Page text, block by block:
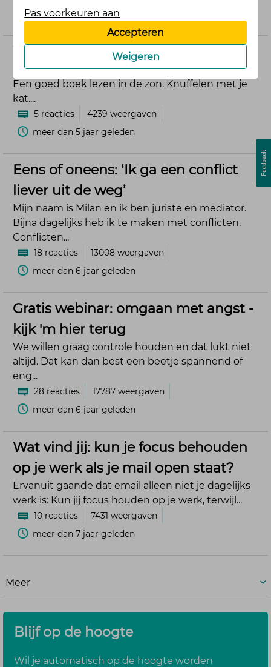
meer dan 1 jaar geleden
Wat is jouw ultieme genietmoment?
Een lekker kopje koffie van vers gemalen bonen.
Een goed boek lezen in de zon. Knuffelen met je
kat....
5 reacties 4239 weergaven
meer dan 5 jaar geleden
Eens of oneens: ‘Ik ga een conflict
liever uit de weg’
Mijn naam is Milan en ik ben juriste en mediator.
Bijna dagelijks heb ik te maken met conflicten.
Conflicten...
18 reacties 13008 weergaven
meer dan 6 jaar geleden
Gratis webinar: omgaan met angst -
kijk 'm hier terug
We willen graag controle houden en dat lukt niet
altijd. Dat kan dan best een beetje spannend of
eng...
28 reacties 17787 weergaven
meer dan 6 jaar geleden
Wat vind jij: kun je focus behouden
op je werk als je mail open staat?
Ervanuit gaande dat email alleen niet je dagelijks
werk is: Kun jij focus houden op je werk, terwijl...
10 reacties 7431 weergaven
meer dan 7 jaar geleden
Meer
Blijf op de hoogte
Wil je automatisch op de hoogte worden
Pas voorkeuren aan
Accepteren
Weigeren